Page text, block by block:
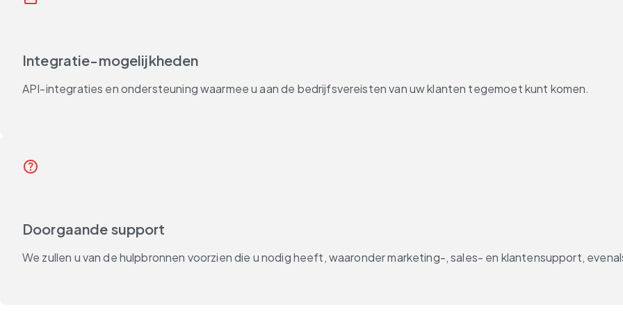
Integratie-mogelijkheden
API-integraties en ondersteuning waarmee u aan de bedrijfsvereisten van uw klanten tegemoet kunt komen.
help_outline
Doorgaande support
We zullen u van de hulpbronnen voorzien die u nodig heeft, waaronder marketing-, sales- en klantensupport,